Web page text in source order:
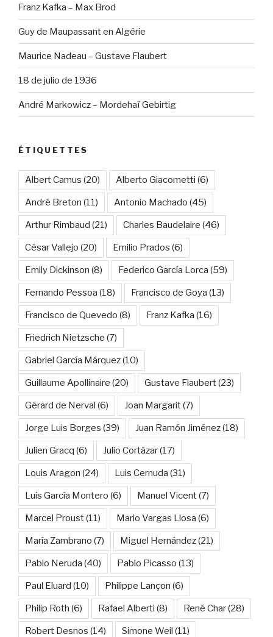
Franz Kafka – Max Brod
Guy de Maupassant en Algérie
Maurice Nadeau – Gustave Flaubert
18 de julio de 1936
André Markowicz – Mordehaï Gebirtig
ÉTIQUETTES
Albert Camus (20) Alberto Giacometti (6)
André Breton (11) Antonio Machado (45)
Arthur Rimbaud (21) Charles Baudelaire (46)
César Vallejo (20) Emilio Prados (6)
Emily Dickinson (8) Federico García Lorca (59)
Fernando Pessoa (18) Francisco de Goya (13)
Francisco de Quevedo (8) Franz Kafka (16)
Friedrich Nietzsche (7)
Gabriel García Márquez(10)
Guillaume Apollinaire (20) Gustave Flaubert(23)
Gérard de Nerval (6) Joan Margarit(7)
Jorge Luis Borges (39) Juan Ramón Jiménez(18)
Julien Gracq (6) Julio Cortázar(17)
Louis Aragon (24) Luis Cernuda (31)
Luis García Montero (6) Manuel Vicent(7)
Marcel Proust(11) Mario Vargas Llosa (6)
María Zambrano (7) Miguel Hernández(21)
Pablo Neruda (40) Pablo Picasso (13)
Paul Eluard (10) Philippe Lançon (6)
Philip Roth (6) Rafael Alberti (8) René Char(28)
Robert Desnos (14) Simone Weil (11)